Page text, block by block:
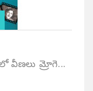
వీణలు మ్రోగె...